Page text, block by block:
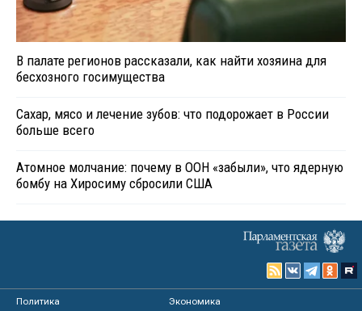
В палате регионов рассказали, как найти хозяина для
бесхозного госимущества
Сахар, мясо и лечение зубов: что подорожает в России
больше всего
Атомное молчание: почему в ООН «забыли», что ядерную
бомбу на Хиросиму сбросили США
Политика
Экономика